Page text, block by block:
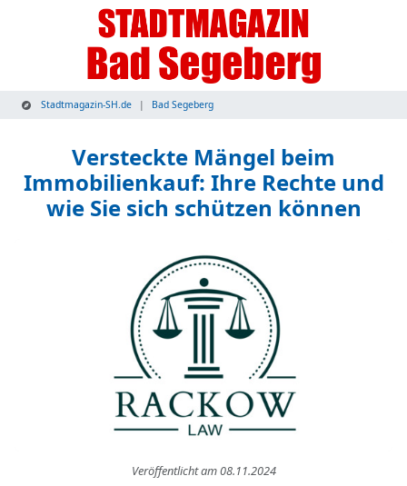
Stadtmagazin-SH.de Bad Segeberg
Versteckte Mängel beim
Immobilienkauf: Ihre Rechte und
wie Sie sich schützen können
Veröffentlicht am08.11.2024